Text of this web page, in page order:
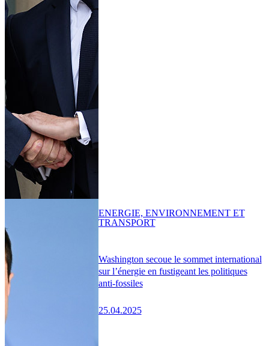
Washington secoue le sommet international
sur l’énergie en fustigeant les politiques
anti-fossiles
25.04.2025
ENERGIE, ENVIRONNEMENT ET
TRANSPORT